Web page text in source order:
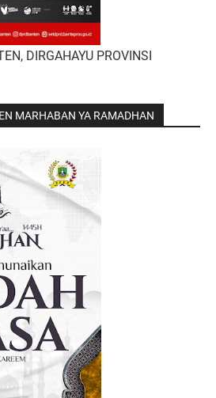
DIRGAHAYU PROVINSI
MARHABAN YA RAMADHAN